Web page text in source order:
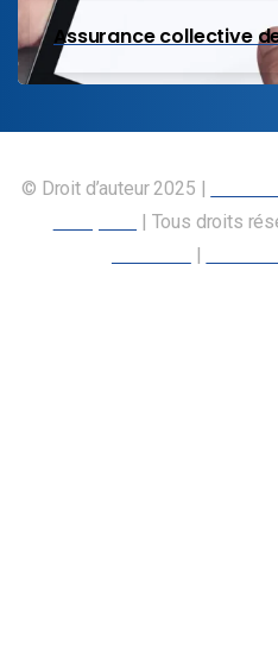
Assurance collective de
© Droit d’auteur 2025 |
| Tous droits
|